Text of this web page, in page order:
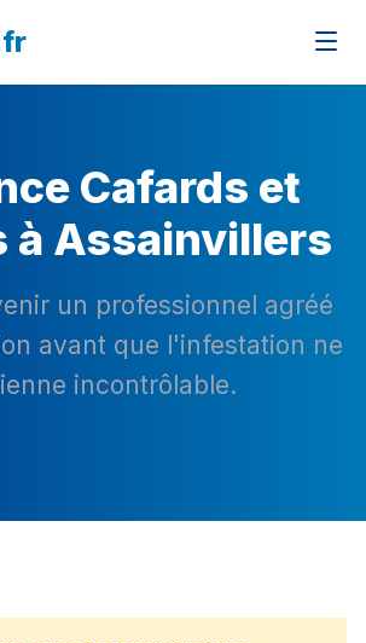
Cafards et
à Assainvillers
un professionnel agréé
avant que l'infestation ne
incontrôlable.